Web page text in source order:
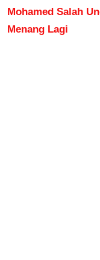
Mohamed Salah
Menang Lagi